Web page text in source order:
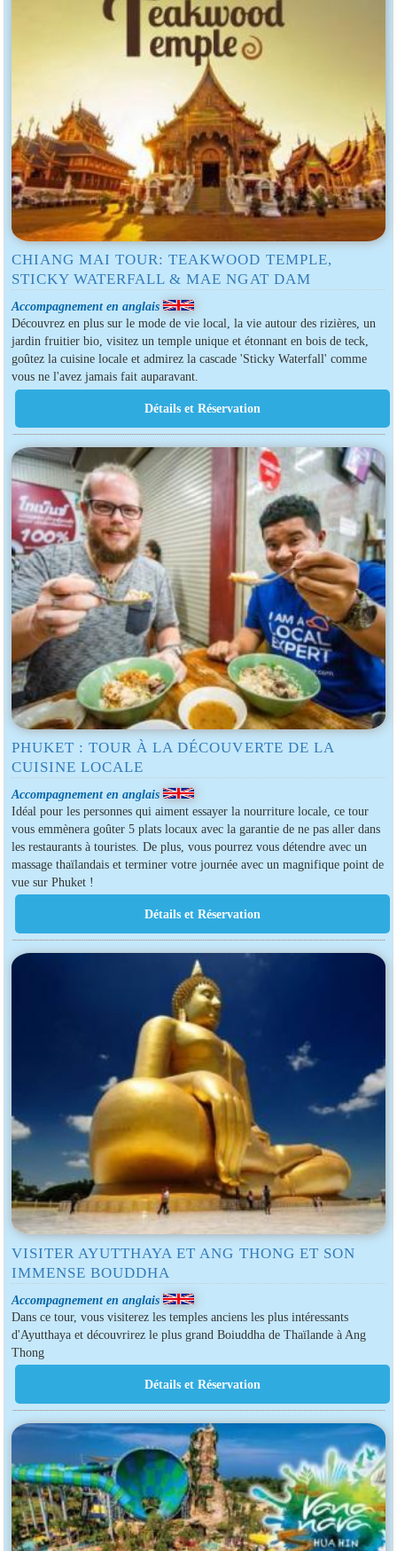
CHIANG MAI TOUR: TEAKWOOD TEMPLE,
STICKY WATERFALL & MAE NGAT DAM
Accompagnement en anglais
Découvrez en plus sur le mode de vie local, la vie autour des rizières, un
jardin fruitier bio, visitez un temple unique et étonnant en bois de teck,
goûtez la cuisine locale et admirez la cascade 'Sticky Waterfall' comme
vous ne l'avez jamais fait auparavant.
PHUKET : TOUR À LA DÉCOUVERTE DE LA
CUISINE LOCALE
Accompagnement en anglais
Idéal pour les personnes qui aiment essayer la nourriture locale, ce tour
vous emmènera goûter 5 plats locaux avec la garantie de ne pas aller dans
les restaurants à touristes. De plus, vous pourrez vous détendre avec un
massage thaïlandais et terminer votre journée avec un magnifique point de
vue sur Phuket !
VISITER AYUTTHAYA ET ANG THONG ET SON
IMMENSE BOUDDHA
Accompagnement en anglais
Dans ce tour, vous visiterez les temples anciens les plus intéressants
d'Ayutthaya et découvrirez le plus grand Boiuddha de Thaïlande à Ang
Thong